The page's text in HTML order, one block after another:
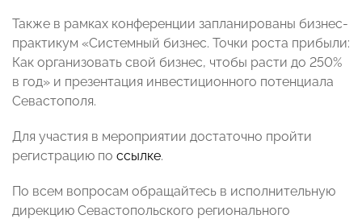
Также в рамках конференции запланированы бизнес-
практикум «Системный бизнес. Точки роста прибыли:
Как организовать свой бизнес, чтобы расти до 250%
в год» и презентация инвестиционного потенциала
Севастополя.
Для участия в мероприятии достаточно пройти
регистрацию по ссылке.
По всем вопросам обращайтесь в исполнительную
дирекцию Севастопольского регионального